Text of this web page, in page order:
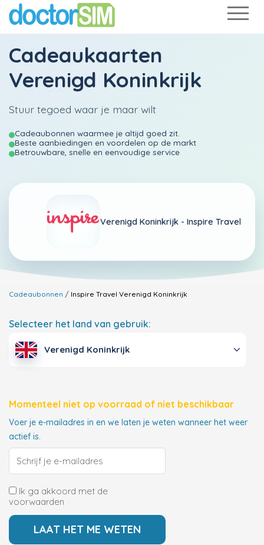
Cadeaukaarten
Verenigd Koninkrijk
Stuur tegoed waar je maar wilt
Cadeaubonnen waarmee je altijd goed zit.
Beste aanbiedingen en voordelen op de markt
Betrouwbare, snelle en eenvoudige service
Verenigd Koninkrijk - Inspire Travel
Cadeaubonnen Inspire Travel Verenigd Koninkrijk
Selecteer het land van gebruik:
Verenigd Koninkrijk
Momenteel niet op voorraad of niet beschikbaar
Voer je e-mailadres in en we laten je weten wanneer het weer
actief is.
Ik ga akkoord met de
voorwaarden